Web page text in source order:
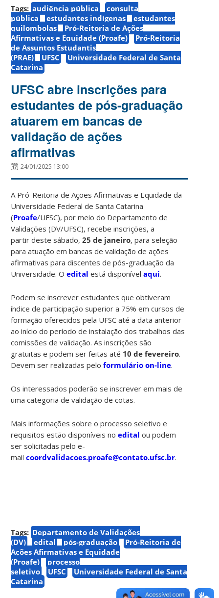
Tags: audiência pública
consulta
pública
estudantes indígenas
estudantes
quilombolas
Pró-Reitoria de Ações
Afirmativas e Equidade (Proafe)
Pró-Reitoria
de Assuntos Estudantis
(PRAE)
UFSC
Universidade Federal de Santa
Catarina
UFSC abre inscrições para
estudantes de pós-graduação
atuarem em bancas de
validação de ações
afirmativas
24/01/2025 13:00
A Pró-Reitoria de Ações Afirmativas e Equidade da
Universidade Federal de Santa Catarina
(Proafe/UFSC), por meio do Departamento de
Validações (DV/UFSC), recebe inscrições, a
partir deste sábado,25 de janeiro, para seleção
para atuação em bancas de validação de ações
afirmativas para discentes de pós-graduação da
Universidade. Oedital está disponívelaqui.
Podem se inscrever estudantes que obtiveram
índice de participação superior a 75% em cursos de
formação oferecidos pela UFSC até a data anterior
ao início do período de instalação dos trabalhos das
comissões de validação. As inscrições são
gratuitas e podem ser feitas até 10 de fevereiro.
Devem ser realizadas peloformulário on-line.
Os interessados poderão se inscrever em mais de
uma categoria de validação de cotas.
Mais informações sobre o processo seletivo e
requisitos estão disponíveis noedital ou podem
ser solicitadas pelo e-
mailcoordvalidacoes.proafe@contato.ufsc.br.
Tags: Departamento de Validações
(DV)
edital pós-graduação
Pró-Reitoria de
Ações Afirmativas e Equidade
(Proafe)
processo
seletivo
UFSC
Universidade Federal de Santa
Catarina